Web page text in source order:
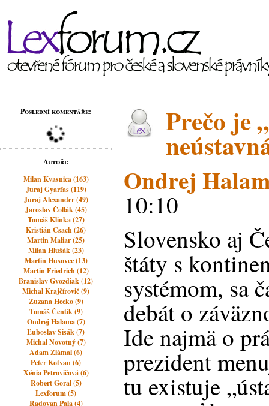
Poslední komentáře:
Autoři:
Milan Kvasnica (163)
Juraj Gyarfas (119)
Juraj Alexander (49)
Jaroslav Čollák (45)
Tomáš Klinka (27)
Kristián Csach (26)
Martin Maliar (25)
Milan Hlušák (23)
Martin Husovec (13)
Martin Friedrich (12)
Branislav Gvozdiak (12)
Michal Krajčírovič (9)
Zuzana Hecko (9)
Tomáš Čentík (9)
Ondrej Halama (7)
Ľuboslav Sisák (7)
Michal Novotný (7)
Adam Zlámal (6)
Peter Kotvan (6)
Xénia Petrovičová (6)
Robert Goral (5)
Lexforum (5)
Radovan Pala (4)
Prečo je
Ondrej
10:10
Slovensko aj
štáty s
systémom, sa
debát o
Ide najmä o
prezident
tu existuje